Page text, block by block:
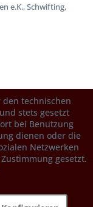
e.K., Schwifting,
den technischen
stets gesetzt
bei Benutzung
dienen oder die
Netzwerken
gesetzt.